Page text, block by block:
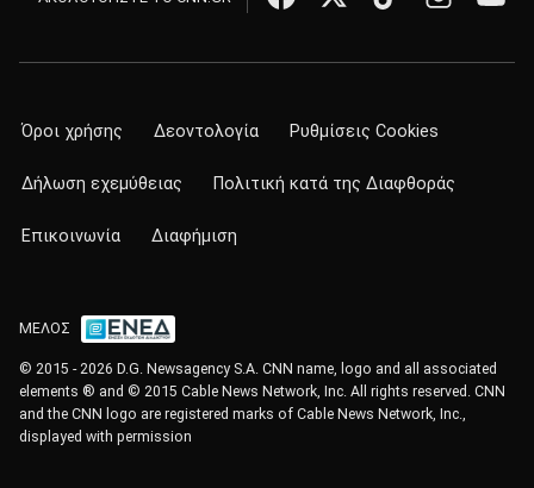
Όροι χρήσης Δεοντολογία Ρυθμίσεις Cookies
Δήλωση εχεμύθειας Πολιτική κατά της Διαφθοράς
Επικοινωνία Διαφήμιση
ΜΕΛΟΣ
© 2015 - 2026 D.G. Newsagency S.A. CNN name, logo and all associated
elements ® and © 2015 Cable News Network, Inc. All rights reserved. CNN
and the CNN logo are registered marks of Cable News Network, Inc.,
displayed with permission